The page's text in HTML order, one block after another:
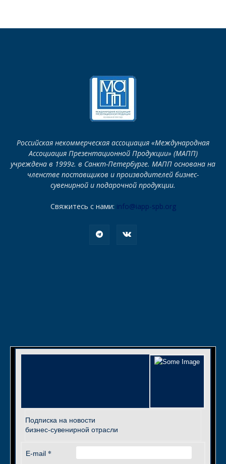
Российская некоммерческая ассоциация «Международная
Ассоциация Презентационной Продукции» (МАПП)
учреждена в 1999г. в Санкт-Петербурге. МАПП основана на
членстве поставщиков и производителей бизнес-
сувенирной и подарочной продукции.
Свяжитесь с нами: info@iapp-spb.org
Подписка на новости
бизнес-сувенирной отрасли
E-mail *